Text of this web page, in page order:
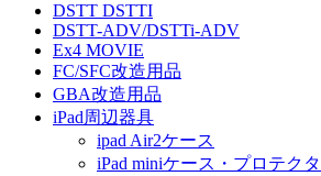
DSTT DSTTI
DSTT-ADV/DSTTi-ADV
Ex4 MOVIE
FC/SFC改造用品
GBA改造用品
iPad周辺器具
ipad Air2ケース
iPad miniケース・プロテク